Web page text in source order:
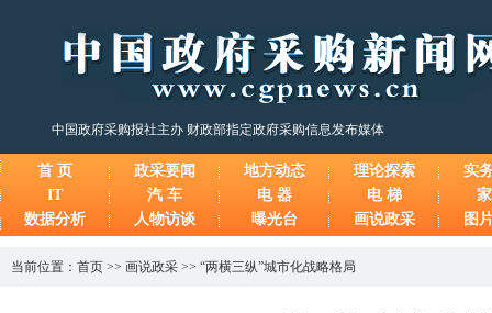
中国政府采购报社主办 财政部指定政府采购信息发布媒体
首 页 政采要闻 地方动态 理论探索
实
IT
汽 车 电 器 电 梯
数据分析
人物访谈 曝光台 画说政采 图
当前位置： 首页 >> 画说政采 >> “两横三纵”城市化战略格局